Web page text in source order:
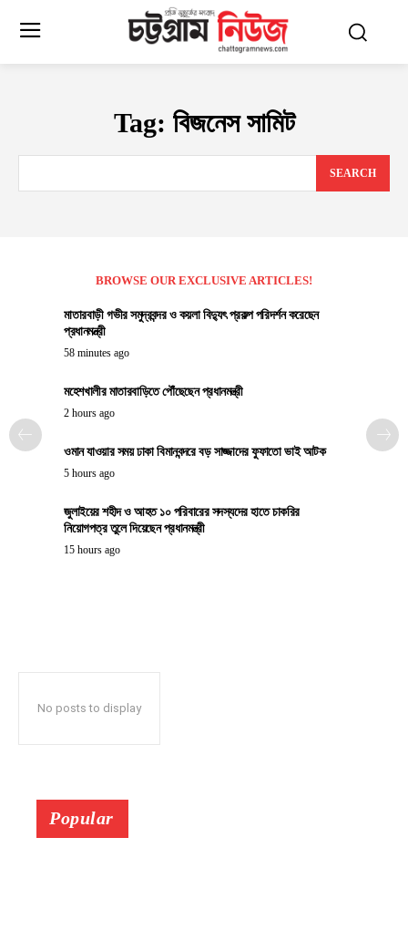
Tag: বিজনেস সামিট
SEARCH
BROWSE OUR EXCLUSIVE ARTICLES!
মাতারবাড়ী গভীর সমুদ্রবন্দর ও কয়লা বিদ্যুৎ প্রকল্প পরিদর্শন করেছেন
প্রধানমন্ত্রী
58 minutes ago
মহেশখালীর মাতারবাড়িতে পৌঁছেছেন প্রধানমন্ত্রী
2 hours ago
ওমান যাওয়ার সময় ঢাকা বিমানবন্দরে বড় সাজ্জাদের ফুফাতো ভাই আটক
5 hours ago
জুলাইয়ের শহীদ ও আহত ১০ পরিবারের সদস্যদের হাতে চাকরির
নিয়োগপত্র তুলে দিয়েছেন প্রধানমন্ত্রী
15 hours ago
No posts to display
Popular